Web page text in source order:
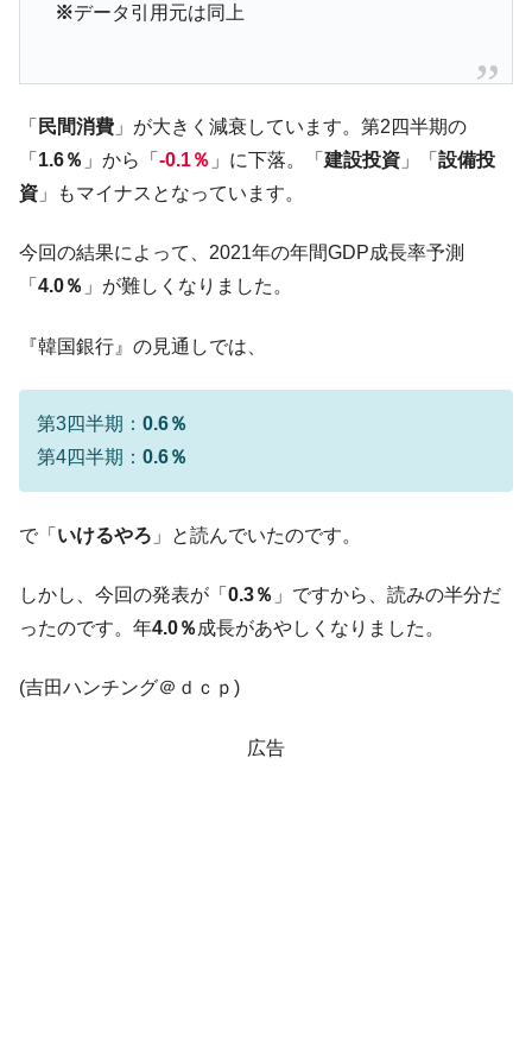
Fact1 平成仮面ライダーの意外すぎるモチーフとは？
なスーパーリーグとは？
Fact1
日本人マスターズ挑戦の歴史。松山以前に最高位
だった選手とは？
Fact1
甲子園通算本塁打、最多の清原に次いで多く打っ
Fact1 セレクトセールの高額取引馬が稼いだ金額とは？
※データ引用元は同上
「 民間消費 」が大きく減衰しています。第2四半期の
「 1.6％ 」から「 -0.1％ 」に下落。「 建設投資 」「 設備投
資 」もマイナスとなっています。
今回の結果によって、2021年の年間GDP成長率予測
「 4.0％ 」が難しくなりました。
『韓国銀行』の見通しでは、
第3四半期： 0.6％
第4四半期： 0.6％
で「 いけるやろ 」と読んでいたのです。
しかし、今回の発表が「 0.3％ 」ですから、読みの半分だ
ったのです。年4.0％ 成長があやしくなりました。
(吉田ハンチング＠ｄｃｐ)
広告